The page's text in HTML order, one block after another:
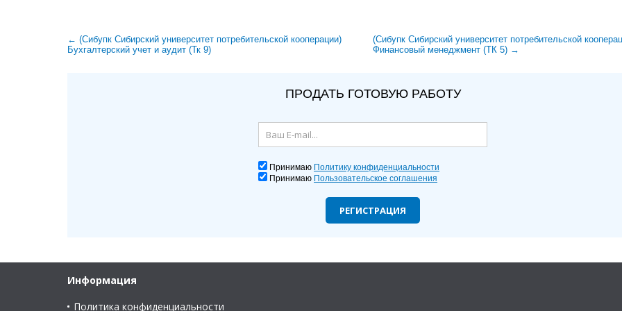
← (Сибупк Сибирский университет потребительской кооперации)
Бухгалтерский учет и аудит (Тк 9)
(Сибупк Сибирский университет потребительской
Финансовый менеджмент (ТК 5) →
ПРОДАТЬ ГОТОВУЮ РАБОТУ
Принимаю Политику конфиденциальности
Принимаю Пользовательское соглашения
РЕГИСТРАЦИЯ
Информация
Политика конфиденциальности